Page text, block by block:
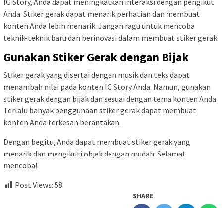
Anda. Stiker gerak dapat menarik perhatian dan membuat
konten Anda lebih menarik. Jangan ragu untuk mencoba
teknik-teknik baru dan berinovasi dalam membuat stiker gerak.
Gunakan Stiker Gerak dengan Bijak
Stiker gerak yang disertai dengan musik dan teks dapat
menambah nilai pada konten IG Story Anda. Namun, gunakan
stiker gerak dengan bijak dan sesuai dengan tema konten Anda.
Terlalu banyak penggunaan stiker gerak dapat membuat
konten Anda terkesan berantakan.
Dengan begitu, Anda dapat membuat stiker gerak yang
menarik dan mengikuti objek dengan mudah. Selamat
mencoba!
Post Views: 58
SHARE